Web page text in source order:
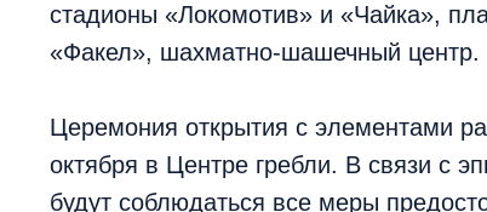
стадионы «Локомотив» и «Чайка»,
«Факел», шахматно-шашечный центр.
Церемония открытия с элементами
октября в Центре гребли. В связи с
будут соблюдаться все меры